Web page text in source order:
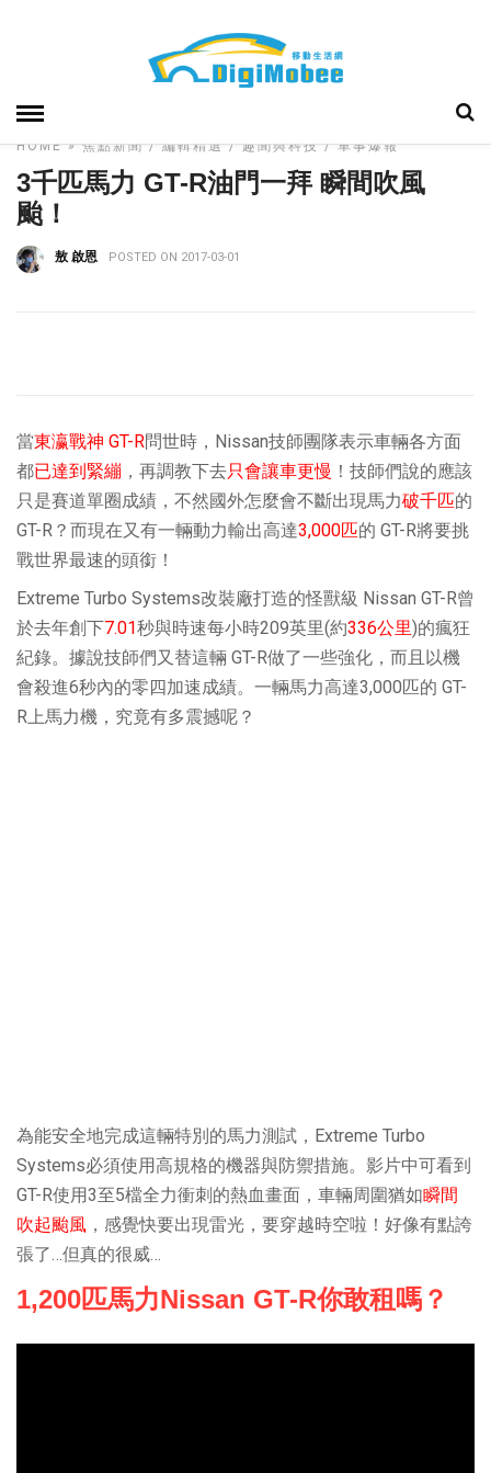
HOME»焦點新聞 編輯精選 趣聞與科技 車事爆報
3千匹馬力 GT-R油門一拜 瞬間吹風
颱！
敖 啟恩 POSTED ON 2017-03-01
當東瀛戰神 GT-R問世時，Nissan技師團隊表示車輛各方面
都已達到緊繃 ，再調教下去只會讓車更慢 ！技師們說的應該
只是賽道單圈成績，不然國外怎麼會不斷出現馬力破千匹的
GT-R？而現在又有一輛動力輸出高達3,000匹的 GT-R將要挑
戰世界最速的頭銜！
Extreme Turbo Systems改裝廠打造的怪獸級 Nissan GT-R曾
於去年創下7.01秒與時速每小時209英里(約336公里)的瘋狂
紀錄。據說技師們又替這輛 GT-R做了一些強化，而且以機
會殺進6秒內的零四加速成績。一輛馬力高達3,000匹的 GT-
R上馬力機，究竟有多震撼呢？
為能安全地完成這輛特別的馬力測試，Extreme Turbo
Systems必須使用高規格的機器與防禦措施。影片中可看到
GT-R使用3至5檔全力衝刺的熱血畫面，車輛周圍猶如瞬間
吹起颱風 ，感覺快要出現雷光，要穿越時空啦！好像有點誇
張了…但真的很威…
1,200匹馬力Nissan GT-R你敢租嗎？